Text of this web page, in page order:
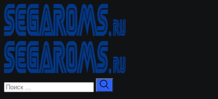
Перейти
к
контенту